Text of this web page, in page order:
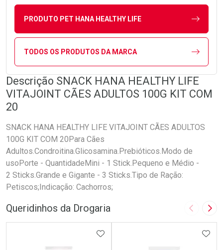
PRODUTO PET HANA HEALTHY LIFE
TODOS OS PRODUTOS DA MARCA
Descrição SNACK HANA HEALTHY LIFE
VITAJOINT CÃES ADULTOS 100G KIT COM
20
SNACK HANA HEALTHY LIFE VITAJOINT CÃES ADULTOS
100G KIT COM 20Para Cães
Adultos.Condroitina.Glicosamina.Prebióticos.Modo de
usoPorte - QuantidadeMini - 1 Stick.Pequeno e Médio -
2 Sticks.Grande e Gigante - 3 Sticks.Tipo de Ração:
Petiscos;Indicação: Cachorros;
Queridinhos da Drogaria Imagem
ADICIONAR AOS FAVORITOS